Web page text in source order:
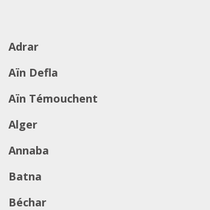
Adrar
Aïn Defla
Aïn Témouchent
Alger
Annaba
Batna
Béchar